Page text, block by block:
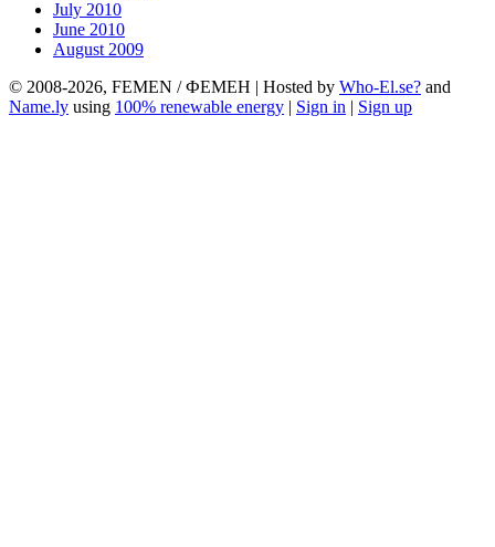
July 2010
June 2010
August 2009
© 2008-2026, FEMEN / ФЕМЕН | Hosted by Who-El.se? and
Name.ly using 100% renewable energy | Sign in | Sign up